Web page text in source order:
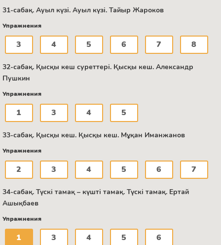
31-сабақ. Ауыл күзі. Ауыл күзі. Тайыр Жароков
Упражнения
3 4 5 6 7 8
32-сабақ. Қысқы кеш суреттері. Қысқы кеш. Александр
Пушкин
Упражнения
1 3 4 5
33-сабақ. Қысқы кеш. Қысқы кеш. Мұқан Иманжанов
Упражнения
2 3 4 5 6 7
34-сабақ. Түскі тамақ – күшті тамақ. Түскі тамақ. Ертай
Ашықбаев
Упражнения
1 3 4 5 6